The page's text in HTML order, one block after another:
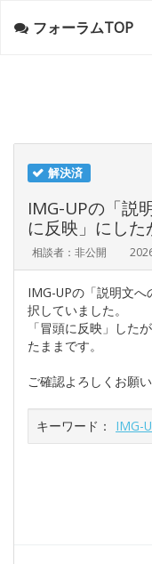
フォーラムTOP
解決済
IMG-UPの「説
に反映」にし
相談者：非公開
IMG-UPの「説明文
択していました。
「冒頭に反映」した
たままです。
ご確認よろしくお願い
キーワード： IMG-